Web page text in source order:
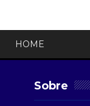
HOME
Sobre